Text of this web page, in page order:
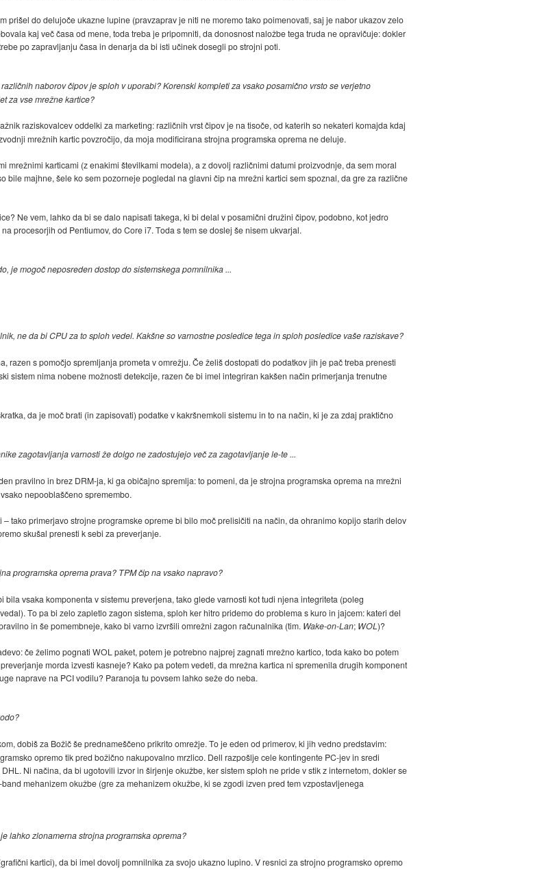
prišel do delujoče ukazne lupine (pravzaprav je niti ne moremo tako poimenovati, saj je nabor ukazov zelo
kaj več časa od mene, toda treba je pripomniti, da donosnost naložbe tega truda ne opravičuje: dokler
po zapravljanju časa in denarja da bi isti učinek dosegli po strojni poti.
naborov čipov je sploh v uporabi? Korenski kompleti za vsako posamično vrsto se verjetno
za vse mrežne kartice?
raziskovalcev oddelki za marketing: različnih vrst čipov je na tisoče, od katerih so nekateri komajda kdaj
mrežnih kartic povzročijo, da moja modificirana strojna programska oprema ne deluje.
mrežnimi karticami (z enakimi številkami modela), a z dovolj različnimi datumi proizvodnje, da sem moral
bile majhne, šele ko sem pozorneje pogledal na glavni čip na mrežni kartici sem spoznal, da gre za različne
Ne vem, lahko da bi se dalo napisati takega, ki bi delal v posamični družini čipov, podobno, kot jedro
procesorjih od Pentiumov, do Core i7. Toda s tem se doslej še nisem ukvarjal.
je mogoč neposreden dostop do sistemskega pomnilnika ...
ne da bi CPU za to sploh vedel. Kakšne so varnostne posledice tega in sploh posledice vaše raziskave?
razen s pomočjo spremljanja prometa v omrežju. Če želiš dostopati do podatkov jih je pač treba prenesti
sistem nima nobene možnosti detekcije, razen če bi imel integriran kakšen način primerjanja trenutne
da je moč brati (in zapisovati) podatke v kakršnemkoli sistemu in to na način, ki je za zdaj praktično
zagotavljanja varnosti že dolgo ne zadostujejo več za zagotavljanje le-te ...
pravilno in brez DRM-ja, ki ga običajno spremlja: to pomeni, da je strojna programska oprema na mrežni
nepooblaščeno spremembo.
tako primerjavo strojne programske opreme bi bilo moč prelisičiti na način, da ohranimo kopijo starih delov
skušal prenesti k sebi za preverjanje.
programska oprema prava? TPM čip na vsako napravo?
vsaka komponenta v sistemu preverjena, tako glede varnosti kot tudi njena integriteta (poleg
To pa bi zelo zapletlo zagon sistema, sploh ker hitro pridemo do problema s kuro in jajcem: kateri del
in še pomembneje, kako bi varno izvršili omrežni zagon računalnika (tim. Wake-on-Lan; WOL)?
če želimo pognati WOL paket, potem je potrebno najprej zagnati mrežno kartico, toda kako bo potem
morda izvesti kasneje? Kako pa potem vedeti, da mrežna kartica ni spremenila drugih komponent
naprave na PCI vodilu? Paranoja tu povsem lahko seže do neba.
dobiš za Božič še prednameščeno prikrito omrežje. To je eden od primerov, ki jih vedno predstavim:
opremo tik pred božično nakupovalno mrzlico. Dell razpošlje cele kontingente PC-jev in sredi
Ni načina, da bi ugotovili izvor in širjenje okužbe, ker sistem sploh ne pride v stik z internetom, dokler se
mehanizem okužbe (gre za mehanizem okužbe, ki se zgodi izven pred tem vzpostavljenega
lahko zlonamerna strojna programska oprema?
kartici), da bi imel dovolj pomnilnika za svojo ukazno lupino. V resnici za strojno programsko opremo